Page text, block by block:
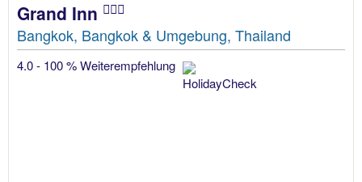
Grand Inn
Bangkok, Bangkok & Umgebung, Thailand
4.0 - 100 % Weiterempfehlung